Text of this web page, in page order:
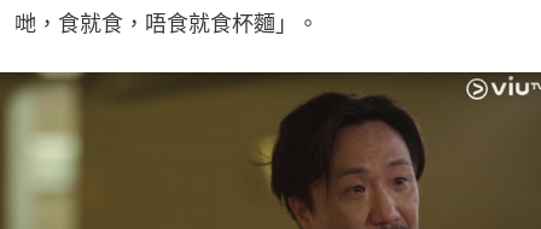
哋，食就食，唔食就食杯麵」。